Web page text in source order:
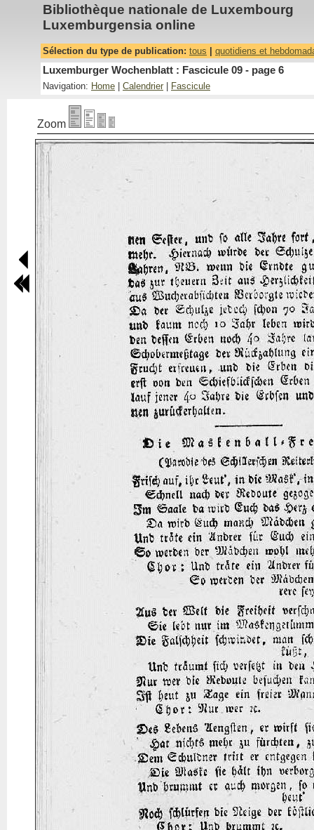
Bibliothèque nationale de Luxembourg
Luxemburgensia online
Sélection du type de publication: tous quotidiens et
Luxemburger Wochenblatt : Fascicule 09 - page 6
Navigation: Home Calendrier Fascicule
Zoom